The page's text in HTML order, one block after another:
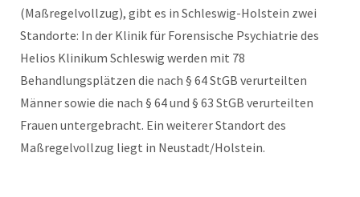
(Maßregelvollzug), gibt es in Schleswig-Holstein zwei
Standorte: In der Klinik für Forensische Psychiatrie des
Helios Klinikum Schleswig werden mit 78
Behandlungsplätzen die nach § 64 StGB verurteilten
Männer sowie die nach § 64 und § 63 StGB verurteilten
Frauen untergebracht. Ein weiterer Standort des
Maßregelvollzug liegt in Neustadt/Holstein.